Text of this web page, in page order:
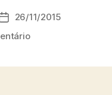
D
d
26/11/2015
e